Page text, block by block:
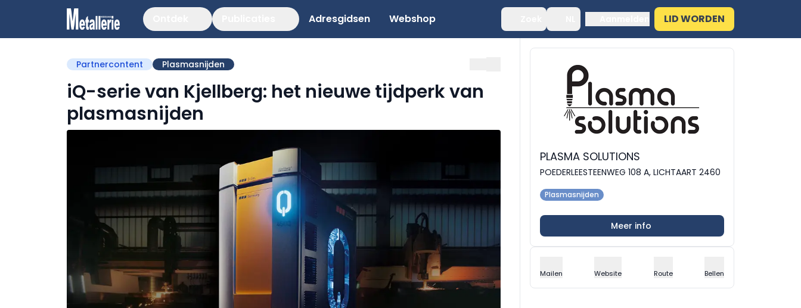
Adresgidsen Webshop LID WORDEN
Partnercontent Plasmasnijden
iQ-serie van Kjellberg: het nieuwe tijdperk van
plasmasnijden
PLASMA SOLUTIONS
POEDERLEESTEENWEG 108 A, LICHTAART 2460
Plasmasnijden
Meer info
Mailen Website Route Bellen